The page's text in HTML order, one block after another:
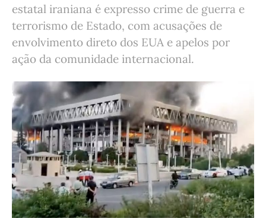
estatal iraniana é expresso crime de guerra e
terrorismo de Estado, com acusações de
envolvimento direto dos EUA e apelos por
ação da comunidade internacional.